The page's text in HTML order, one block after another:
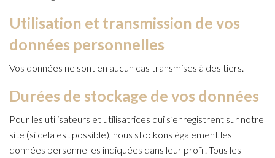
Utilisation et transmission de vos
données personnelles
Vos données ne sont en aucun cas transmises à des tiers.
Durées de stockage de vos données
Pour les utilisateurs et utilisatrices qui s’enregistrent sur notre
site (si cela est possible), nous stockons également les
données personnelles indiquées dans leur profil. Tous les